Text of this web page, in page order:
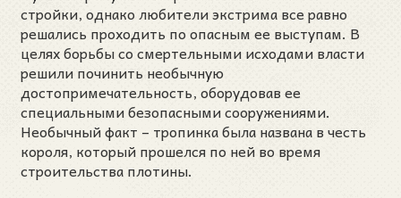
стройки, однако любители экстрима все равно
решались проходить по опасным ее выступам. В
целях борьбы со смертельными исходами власти
решили починить необычную
достопримечательность, оборудовав ее
специальными безопасными сооружениями.
Необычный факт – тропинка была названа в честь
короля, который прошелся по ней во время
строительства плотины.